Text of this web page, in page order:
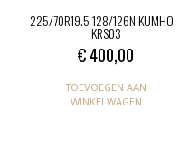
225/70R19.5 128/126N KUMHO –
KRS03
€400,00
TOEVOEGEN AAN
WINKELWAGEN